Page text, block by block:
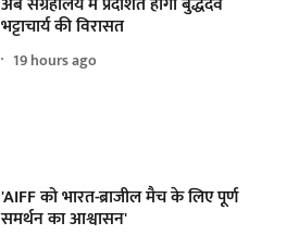
भट्टाचार्य की विरासत
19 hours ago
'AIFF को भारत-ब्राजील मैच के लिए पूर्ण
समर्थन का आश्वासन'